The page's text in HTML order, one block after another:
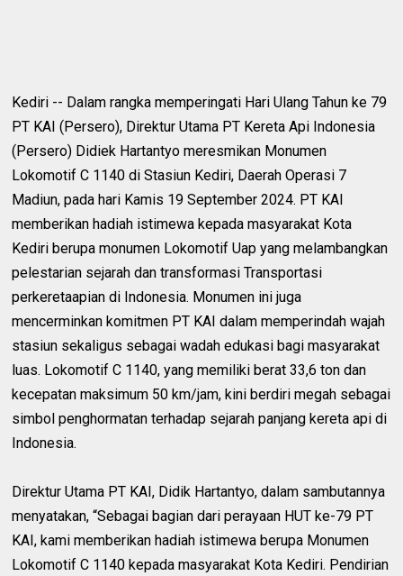
Kediri -- Dalam rangka memperingati Hari Ulang Tahun ke 79
PT KAI (Persero), Direktur Utama PT Kereta Api Indonesia
(Persero) Didiek Hartantyo meresmikan Monumen
Lokomotif C 1140 di Stasiun Kediri, Daerah Operasi 7
Madiun, pada hari Kamis 19 September 2024. PT KAI
memberikan hadiah istimewa kepada masyarakat Kota
Kediri berupa monumen Lokomotif Uap yang melambangkan
pelestarian sejarah dan transformasi Transportasi
perkeretaapian di Indonesia. Monumen ini juga
mencerminkan komitmen PT KAI dalam memperindah wajah
stasiun sekaligus sebagai wadah edukasi bagi masyarakat
luas. Lokomotif C 1140, yang memiliki berat 33,6 ton dan
kecepatan maksimum 50 km/jam, kini berdiri megah sebagai
simbol penghormatan terhadap sejarah panjang kereta api di
Indonesia.
Direktur Utama PT KAI, Didik Hartantyo, dalam sambutannya
menyatakan, “Sebagai bagian dari perayaan HUT ke-79 PT
KAI, kami memberikan hadiah istimewa berupa Monumen
Lokomotif C 1140 kepada masyarakat Kota Kediri. Pendirian